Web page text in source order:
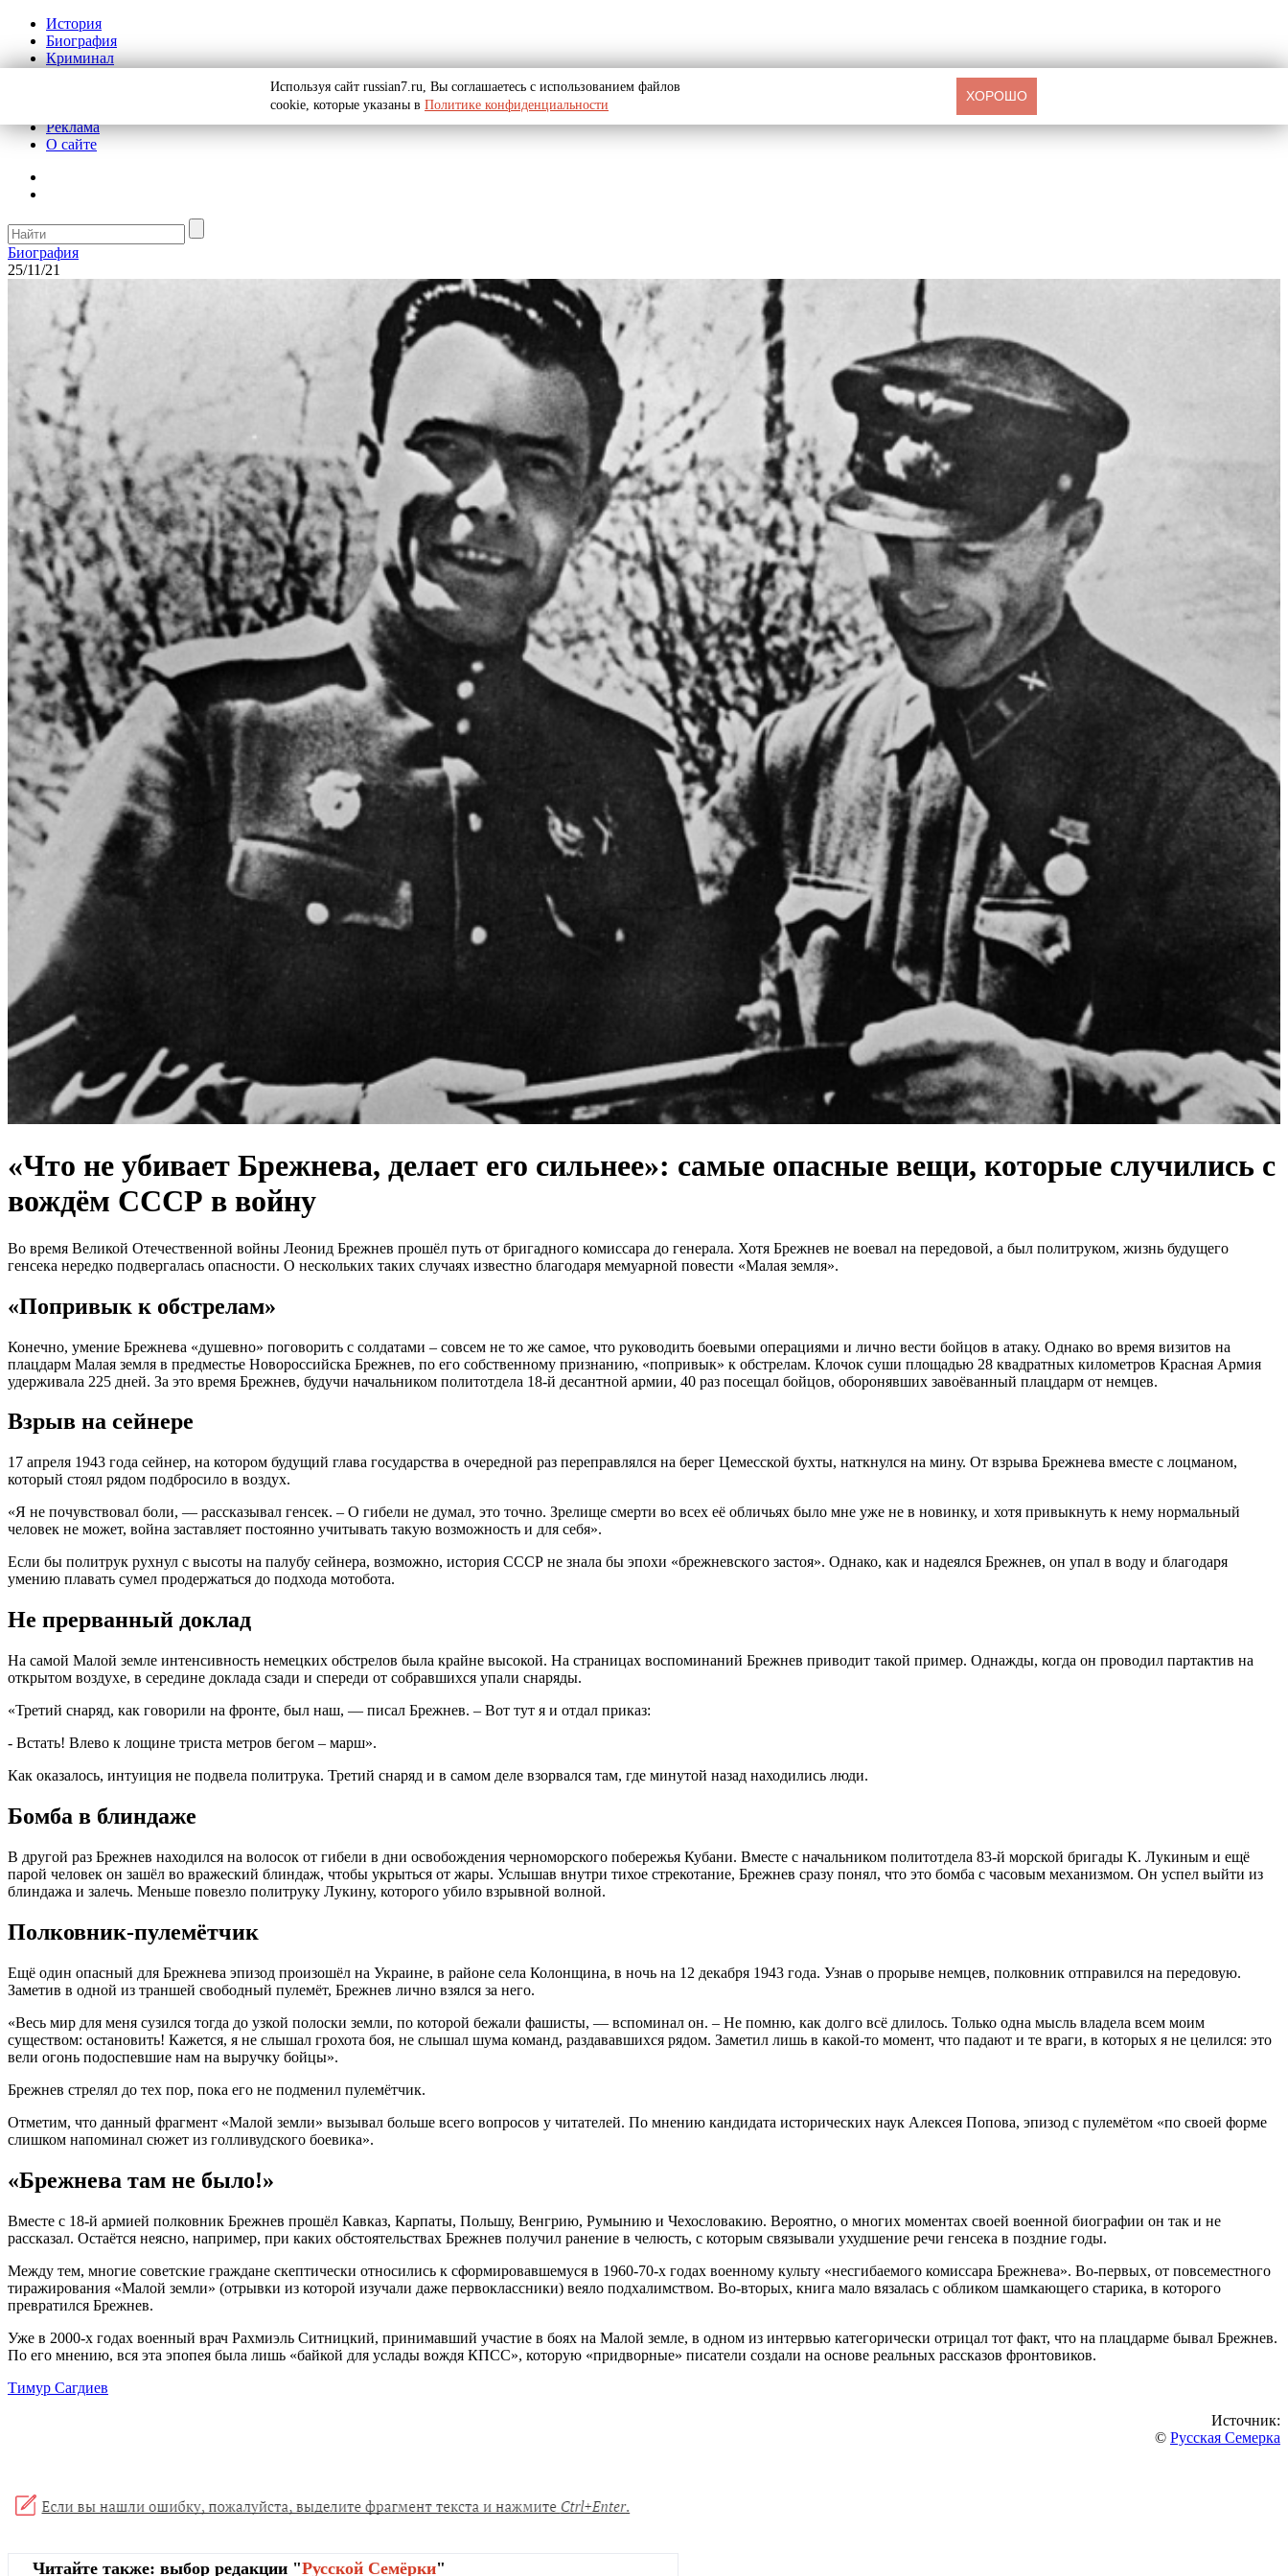
История
Биография
Криминал
Реклама
О сайте
Биография
25/11/21
«Что не убивает Брежнева, делает его сильнее»: самые опасные вещи, которые случились с
вождём СССР в войну
Во время Великой Отечественной войны Леонид Брежнев прошёл путь от бригадного комиссара до генерала. Хотя Брежнев не воевал на передовой, а был политруком, жизнь будущего
генсека нередко подвергалась опасности. О нескольких таких случаях известно благодаря мемуарной повести «Малая земля».
«Попривык к обстрелам»
Конечно, умение Брежнева «душевно» поговорить с солдатами – совсем не то же самое, что руководить боевыми операциями и лично вести бойцов в атаку. Однако во время визитов на
плацдарм Малая земля в предместье Новороссийска Брежнев, по его собственному признанию, «попривык» к обстрелам. Клочок суши площадью 28 квадратных километров Красная Армия
удерживала 225 дней. За это время Брежнев, будучи начальником политотдела 18-й десантной армии, 40 раз посещал бойцов, оборонявших завоёванный плацдарм от немцев.
Взрыв на сейнере
17 апреля 1943 года сейнер, на котором будущий глава государства в очередной раз переправлялся на берег Цемесской бухты, наткнулся на мину. От взрыва Брежнева вместе с лоцманом,
который стоял рядом подбросило в воздух.
«Я не почувствовал боли, — рассказывал генсек. – О гибели не думал, это точно. Зрелище смерти во всех её обличьях было мне уже не в новинку, и хотя привыкнуть к нему нормальный
человек не может, война заставляет постоянно учитывать такую возможность и для себя».
Если бы политрук рухнул с высоты на палубу сейнера, возможно, история СССР не знала бы эпохи «брежневского застоя». Однако, как и надеялся Брежнев, он упал в воду и благодаря
умению плавать сумел продержаться до подхода мотобота.
Не прерванный доклад
На самой Малой земле интенсивность немецких обстрелов была крайне высокой. На страницах воспоминаний Брежнев приводит такой пример. Однажды, когда он проводил партактив на
открытом воздухе, в середине доклада сзади и спереди от собравшихся упали снаряды.
«Третий снаряд, как говорили на фронте, был наш, — писал Брежнев. – Вот тут я и отдал приказ:
- Встать! Влево к лощине триста метров бегом – марш».
Как оказалось, интуиция не подвела политрука. Третий снаряд и в самом деле взорвался там, где минутой назад находились люди.
Бомба в блиндаже
В другой раз Брежнев находился на волосок от гибели в дни освобождения черноморского побережья Кубани. Вместе с начальником политотдела 83-й морской бригады К. Лукиным и ещё
парой человек он зашёл во вражеский блиндаж, чтобы укрыться от жары. Услышав внутри тихое стрекотание, Брежнев сразу понял, что это бомба с часовым механизмом. Он успел выйти из
блиндажа и залечь. Меньше повезло политруку Лукину, которого убило взрывной волной.
Полковник-пулемётчик
Ещё один опасный для Брежнева эпизод произошёл на Украине, в районе села Колонщина, в ночь на 12 декабря 1943 года. Узнав о прорыве немцев, полковник отправился на передовую.
Заметив в одной из траншей свободный пулемёт, Брежнев лично взялся за него.
«Весь мир для меня сузился тогда до узкой полоски земли, по которой бежали фашисты, — вспоминал он. – Не помню, как долго всё длилось. Только одна мысль владела всем моим
существом: остановить! Кажется, я не слышал грохота боя, не слышал шума команд, раздававшихся рядом. Заметил лишь в какой-то момент, что падают и те враги, в которых я не целился: это
вели огонь подоспевшие нам на выручку бойцы».
Брежнев стрелял до тех пор, пока его не подменил пулемётчик.
Отметим, что данный фрагмент «Малой земли» вызывал больше всего вопросов у читателей. По мнению кандидата исторических наук Алексея Попова, эпизод с пулемётом «по своей форме
слишком напоминал сюжет из голливудского боевика».
«Брежнева там не было!»
Вместе с 18-й армией полковник Брежнев прошёл Кавказ, Карпаты, Польшу, Венгрию, Румынию и Чехословакию. Вероятно, о многих моментах своей военной биографии он так и не
рассказал. Остаётся неясно, например, при каких обстоятельствах Брежнев получил ранение в челюсть, с которым связывали ухудшение речи генсека в поздние годы.
Между тем, многие советские граждане скептически относились к сформировавшемуся в 1960-70-х годах военному культу «несгибаемого комиссара Брежнева». Во-первых, от повсеместного
тиражирования «Малой земли» (отрывки из которой изучали даже первоклассники) веяло подхалимством. Во-вторых, книга мало вязалась с обликом шамкающего старика, в которого
превратился Брежнев.
Уже в 2000-х годах военный врач Рахмиэль Ситницкий, принимавший участие в боях на Малой земле, в одном из интервью категорически отрицал тот факт, что на плацдарме бывал Брежнев.
По его мнению, вся эта эпопея была лишь «байкой для услады вождя КПСС», которую «придворные» писатели создали на основе реальных рассказов фронтовиков.
Тимур Сагдиев
Источник:
© Русская Семерка
Читайте также: выбор редакции "Русской Cемёрки"
Используя сайт russian7.ru, Вы соглашаетесь с использованием файлов
cookie, которые указаны в Политике конфиденциальности
ХОРОШО